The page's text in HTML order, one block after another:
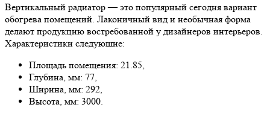
Вертикальный радиатор — это популярный сегодня вариант
обогрева помещений. Лаконичный вид и необычная форма
делают продукцию востребованной у дизайнеров интерьеров.
Характеристики следуюшие:
Площадь помещения: 21.85,
Глубина, мм: 77,
Ширина, мм: 292,
Высота, мм: 3000.